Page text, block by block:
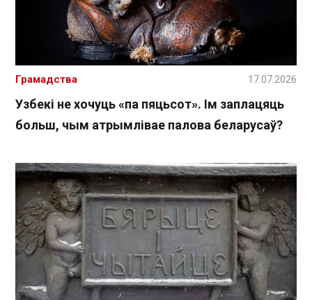
Узбекі не хочуць «па пяцьсот». Ім заплацяць
больш, чым атрымлівае палова беларусаў?
Грамадства 17.07.2026